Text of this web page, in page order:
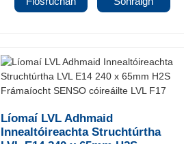
Líomaí LVL Adhmaid
Innealtóireachta Struchtúrtha